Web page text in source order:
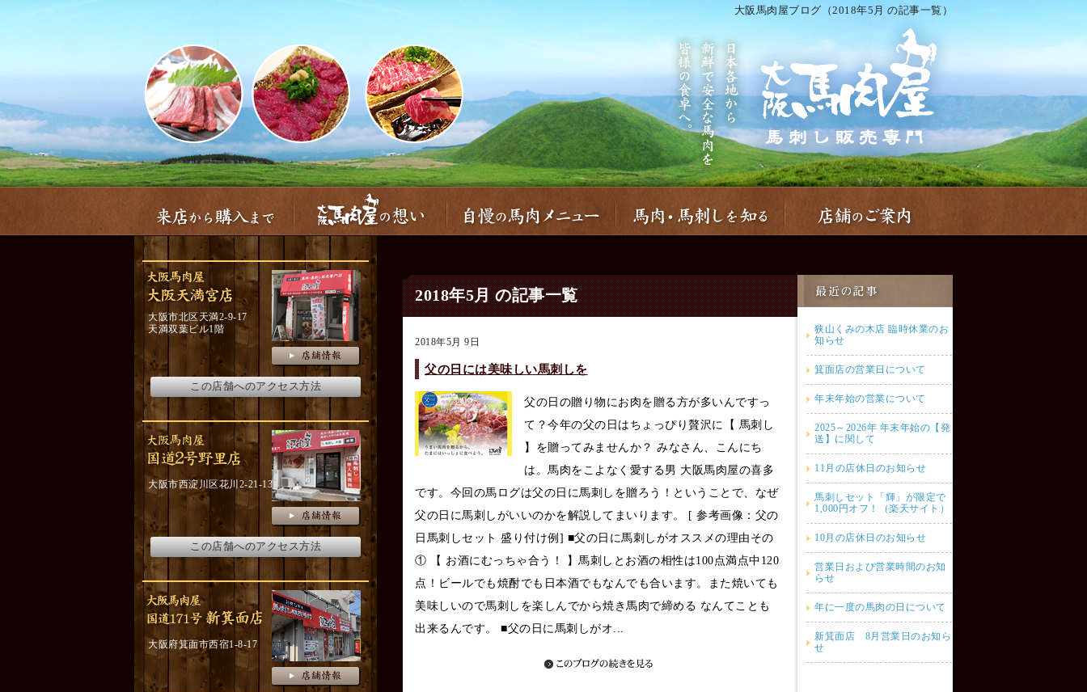
大阪馬肉屋ブログ（2018年5月 の記事一覧）
2018年5月 の記事一覧
2018年5月 9日
父の日には美味しい馬刺しを
父の日の贈り物にお肉を贈る方が多いんですっ
て？今年の父の日はちょっぴり贅沢に【 馬刺し
】を贈ってみませんか？ みなさん、こんにち
は。馬肉をこよなく愛する男 大阪馬肉屋の喜多
です。今回の馬ログは父の日に馬刺しを贈ろう！ということで、なぜ
父の日に馬刺しがいいのかを解説してまいります。 [ 参考画像：父の
日馬刺しセット 盛り付け例] ■父の日に馬刺しがオススメの理由その
① 【 お酒にむっちゃ合う！ 】馬刺しとお酒の相性は100点満点中120
点！ビールでも焼酎でも日本酒でもなんでも合います。また焼いても
美味しいので馬刺しを楽しんでから焼き馬肉で締める なんてことも
出来るんです。 ■父の日に馬刺しがオ...
狭山くみの木店 臨時休業のお
知らせ
箕面店の営業日について
年末年始の営業について
2025～2026年 年末年始の【発
送】に関して
11月の店休日のお知らせ
馬刺しセット「輝」が限定で
1,000円オフ！（楽天サイト）
10月の店休日のお知らせ
営業日および営業時間のお知
らせ
年に一度の馬肉の日について
新箕面店 8月営業日のお知ら
せ
大阪市北区天満2-9-17
天満双葉ビル1階
この店舗へのアクセス方法
大阪市西淀川区花川2-21-13
この店舗へのアクセス方法
大阪府箕面市西宿1-8-17